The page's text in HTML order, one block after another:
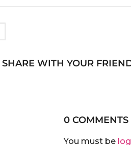
WITH YOUR
0 COMMENTS
You must be